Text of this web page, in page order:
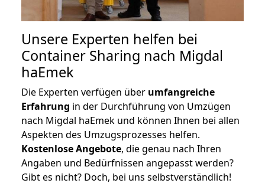
Unsere Experten helfen bei
Container Sharing nach Migdal
haEmek
Die Experten verfügen über umfangreiche
Erfahrung in der Durchführung von Umzügen
nach Migdal haEmek und können Ihnen bei allen
Aspekten des Umzugsprozesses helfen.
Kostenlose Angebote, die genau nach Ihren
Angaben und Bedürfnissen angepasst werden?
Gibt es nicht? Doch, bei uns selbstverständlich!